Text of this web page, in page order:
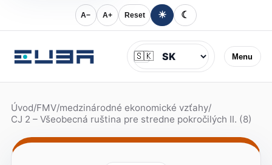
A− A+ Reset ☀ ☾
Menu
Jazyk
🇸🇰
Úvod/FMV/medzinárodné ekonomické vzťahy/
CJ 2 – Všeobecná ruština pre stredne pokročilých II. (8)